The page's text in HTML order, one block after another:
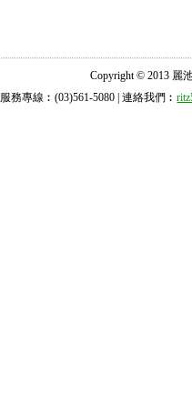
Copyright © 2013 麗
服務專線︰(03)561-5080 | 連絡我們︰